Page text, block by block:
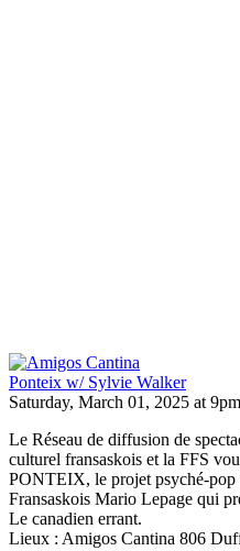
Ponteix w/ Sylvie Walker
Saturday, March 01, 2025 at 9pm
Le Réseau de diffusion de
culturel fransaskois et la FFS
PONTEIX, le projet psyché-pop
Fransaskois Mario Lepage qui
Le canadien errant.
Lieux : Amigos Cantina 806